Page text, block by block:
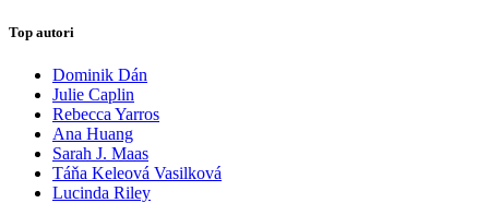
Top autori
Dominik Dán
Julie Caplin
Rebecca Yarros
Ana Huang
Sarah J. Maas
Táňa Keleová Vasilková
Lucinda Riley